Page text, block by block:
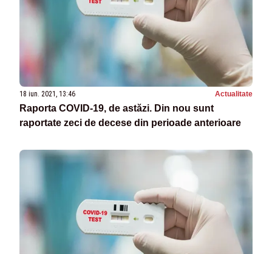
18 iun. 2021, 13:46 Actualitate
Raporta COVID-19, de astăzi. Din nou sunt
raportate zeci de decese din perioade anterioare